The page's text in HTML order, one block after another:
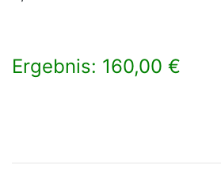
Ergebnis: 160,00 €